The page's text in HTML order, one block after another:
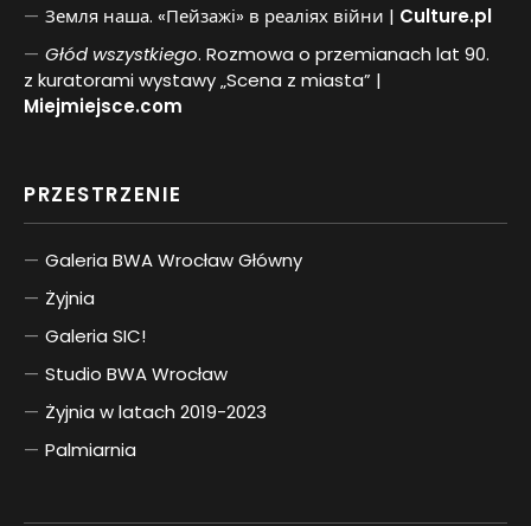
Земля наша. «Пейзажі» в реаліях війни | Culture.pl
Głód wszystkiego. Rozmowa o przemianach lat 90.
z kuratorami wystawy „Scena z miasta” |
Miejmiejsce.com
PRZESTRZENIE
Galeria BWA Wrocław Główny
Żyjnia
Galeria SIC!
Studio BWA Wrocław
Żyjnia w latach 2019-2023
Palmiarnia